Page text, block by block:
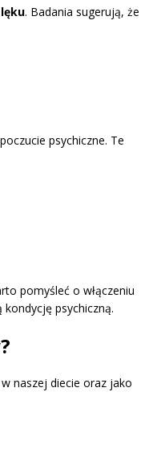
lęku. Badania sugerują, że
psychiczne. Te
pomyśleć o włączeniu
kondycję psychiczną.
naszej diecie oraz jako